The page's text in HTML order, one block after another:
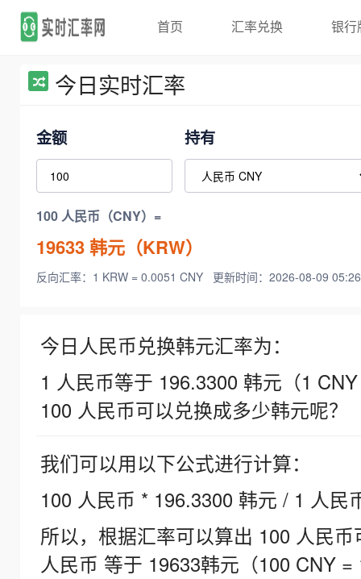
首页 汇率兑换 银行
今日实时汇率
金额 持有
100 人民币（CNY）=
19633韩元（KRW）
反向汇率：1 KRW = 0.0051 CNY 更新时间：2026-08-09
今日人民币兑换韩元汇率为：
1 人民币等于 196.3300 韩元（1
100 人民币可以兑换成多少韩元呢？
我们可以用以下公式进行计算：
100 人民币 * 196.3300 韩元 / 1 人民
所以，根据汇率可以算出 100 人民
人民币 等于 19633韩元（100 CNY =